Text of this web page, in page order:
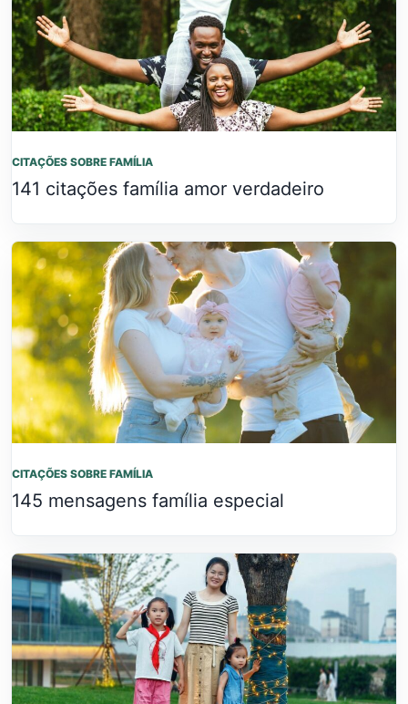
CITAÇÕES SOBRE FAMÍLIA
141 citações família amor verdadeiro
CITAÇÕES SOBRE FAMÍLIA
145 mensagens família especial